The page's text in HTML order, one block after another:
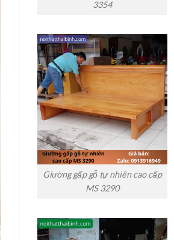
3354
Giường gấp gỗ tự nhiên cao cấp
MS 3290